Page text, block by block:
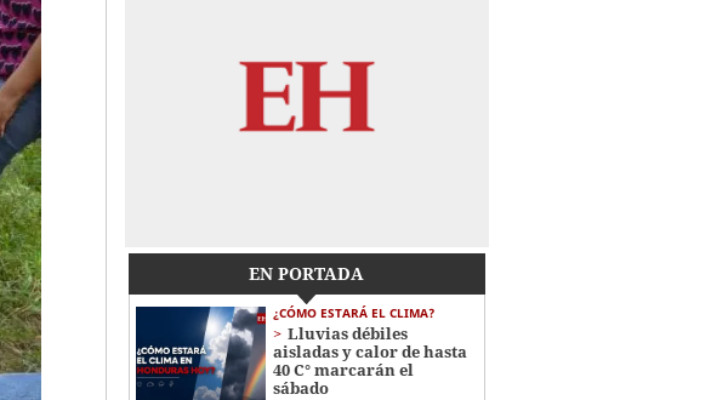
EN PORTADA
¿CÓMO ESTARÁ EL CLIMA?
Lluvias débiles
aisladas y calor de hasta
40 C° marcarán el
sábado